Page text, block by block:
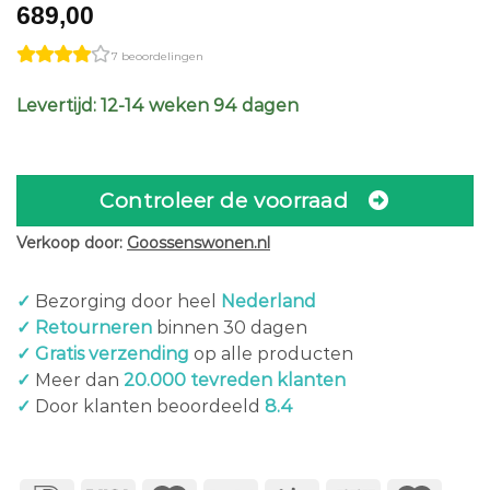
689,00
7 beoordelingen
Levertijd: 12-14 weken 94 dagen
Controleer de voorraad
Verkoop door: Goossenswonen.nl
✓ Bezorging door heel
Nederland
✓ Retourneren binnen 30 dagen
✓ Gratis verzending op alle producten
✓ Meer dan 20.000 tevreden klanten
✓ Door klanten beoordeeld 8.4